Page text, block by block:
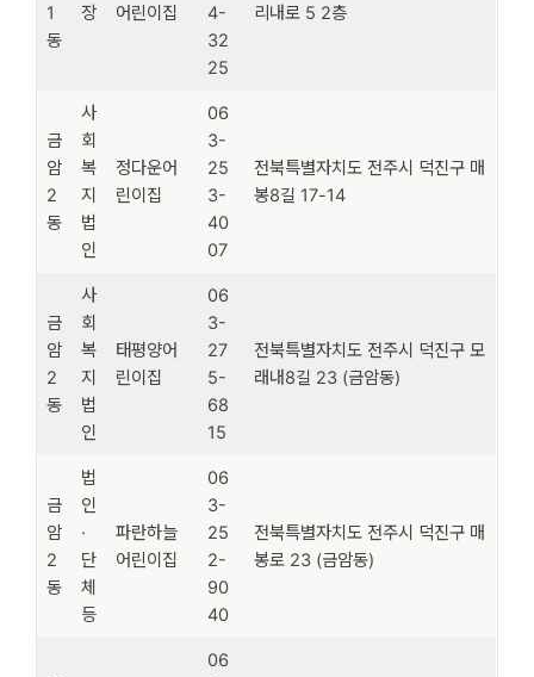
1
동
장
어린이집
4-
32
25
리내로 5 2층
금
암
2
동
사
회
복
지
법
인
정다운어
린이집
06
3-
25
3-
40
07
전북특별자치도 전주시 덕진구 매
봉8길 17-14
금
암
2
동
사
회
복
지
법
인
태평양어
린이집
06
3-
27
5-
68
15
전북특별자치도 전주시 덕진구 모
래내8길 23 (금암동)
금
암
2
동
법
인
·
단
체
등
파란하늘
어린이집
06
3-
25
2-
90
40
전북특별자치도 전주시 덕진구 매
봉로 23 (금암동)
06